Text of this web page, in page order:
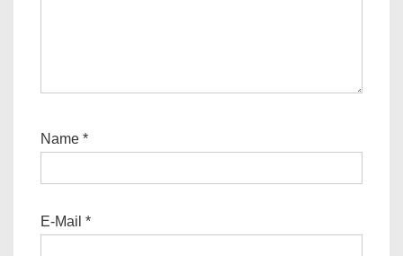
Name *
E-Mail *